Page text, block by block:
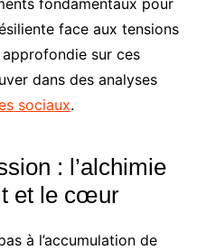
face aux tensions
sur ces
dans des analyses
sociaux.
: l’alchimie
et le cœur
à l’accumulation de